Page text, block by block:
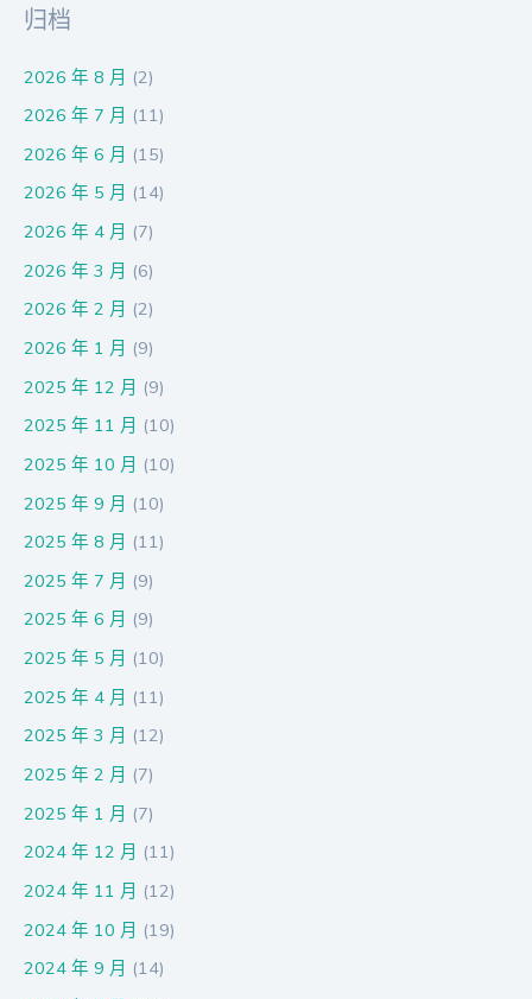
归档
2026 年 8 月 (2)
2026 年 7 月 (11)
2026 年 6 月 (15)
2026 年 5 月 (14)
2026 年 4 月 (7)
2026 年 3 月 (6)
2026 年 2 月 (2)
2026 年 1 月 (9)
2025 年 12 月 (9)
2025 年 11 月 (10)
2025 年 10 月 (10)
2025 年 9 月 (10)
2025 年 8 月 (11)
2025 年 7 月 (9)
2025 年 6 月 (9)
2025 年 5 月 (10)
2025 年 4 月 (11)
2025 年 3 月 (12)
2025 年 2 月 (7)
2025 年 1 月 (7)
2024 年 12 月 (11)
2024 年 11 月 (12)
2024 年 10 月 (19)
2024 年 9 月 (14)